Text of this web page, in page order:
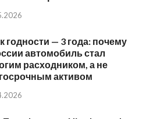
годности — 3 года: почему
автомобиль стал
расходником, а не
активом